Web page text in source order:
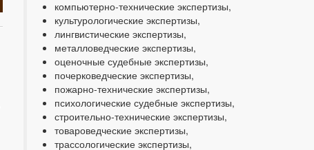
компьютерно-технические экспертизы,
культурологические экспертизы,
лингвистические экспертизы,
металловедческие экспертизы,
оценочные судебные экспертизы,
почерковедческие экспертизы,
пожарно-технические экспертизы,
психологические судебные экспертизы,
строительно-технические экспертизы,
товароведческие экспертизы,
трассологические экспертизы,